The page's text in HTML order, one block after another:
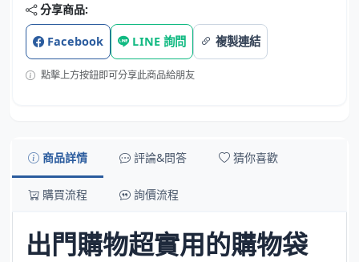
分享商品:
Facebook LINE 詢問 複製連結
點擊上方按鈕即可分享此商品給朋友
商品詳情 評論&問答 猜你喜歡
購買流程 詢價流程
出門購物超實用的購物袋